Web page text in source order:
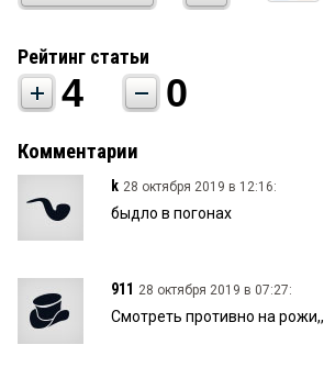
Рейтинг статьи
4 0
Комментарии
k 28 октября 2019 в 12:16:
быдло в погонах
911 28 октября 2019 в 07:27:
Смотреть противно на рожи,,